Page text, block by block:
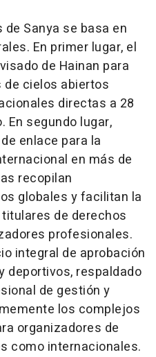
Sanya se basa en
En primer lugar, el
de Hainan para
cielos abiertos
directas a 28
En segundo lugar,
enlace para la
en más de
recopilan
globales y facilitan la
de derechos
profesionales.
integral de aprobación
deportivos, respaldado
de gestión y
los complejos
organizadores de
como internacionales.